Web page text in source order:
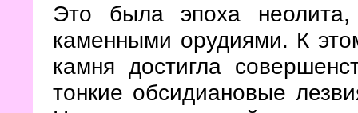
Это была эпоха
каменными орудиями. К
камня достигла
тонкие обсидиановые